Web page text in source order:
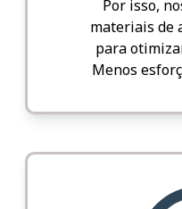
Por isso,
materiais de
para
Menos